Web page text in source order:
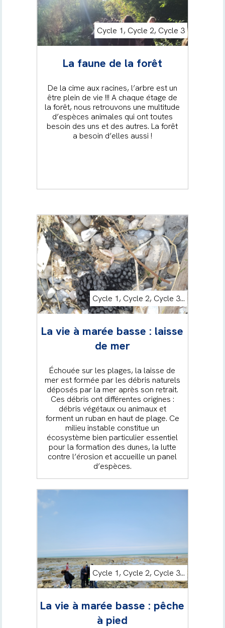
Cycle 1, Cycle 2, Cycle 3
La faune de la forêt
De la cime aux racines, l’arbre est un
être plein de vie !!! A chaque étage de
la forêt, nous retrouvons une multitude
d’espèces animales qui ont toutes
besoin des uns et des autres. La forêt
a besoin d’elles aussi !
Cycle 1, Cycle 2, Cycle 3...
La vie à marée basse : laisse
de mer
Échouée sur les plages, la laisse de
mer est formée par les débris naturels
déposés par la mer après son retrait.
Ces débris ont différentes origines :
débris végétaux ou animaux et
forment un ruban en haut de plage. Ce
milieu instable constitue un
écosystème bien particulier essentiel
pour la formation des dunes, la lutte
contre l’érosion et accueille un panel
d’espèces.
Cycle 1, Cycle 2, Cycle 3...
La vie à marée basse : pêche
à pied